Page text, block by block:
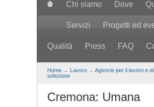
Chi siamo Dove
Servizi Progetti ed
Qualità Press FAQ
Home → Lavoro → Agenzie per il lavoro e di
selezione
Cremona: Umana